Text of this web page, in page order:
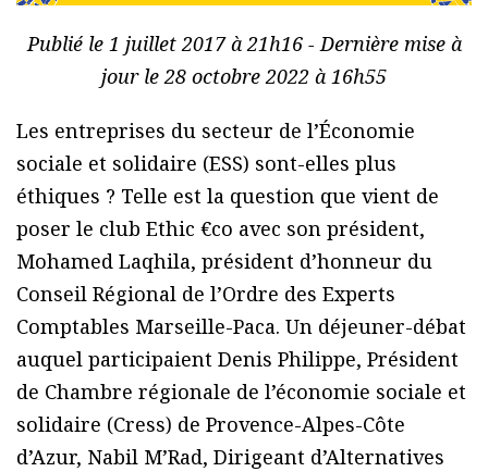
Publié le 1 juillet 2017 à 21h16 - Dernière mise à
jour le 28 octobre 2022 à 16h55
Les entreprises du secteur de l’Économie
sociale et solidaire (ESS) sont-elles plus
éthiques ? Telle est la question que vient de
poser le club Ethic €co avec son président,
Mohamed Laqhila, président d’honneur du
Conseil Régional de l’Ordre des Experts
Comptables Marseille-Paca. Un déjeuner-débat
auquel participaient Denis Philippe, Président
de Chambre régionale de l’économie sociale et
solidaire (Cress) de Provence-Alpes-Côte
d’Azur, Nabil M’Rad, Dirigeant d’Alternatives